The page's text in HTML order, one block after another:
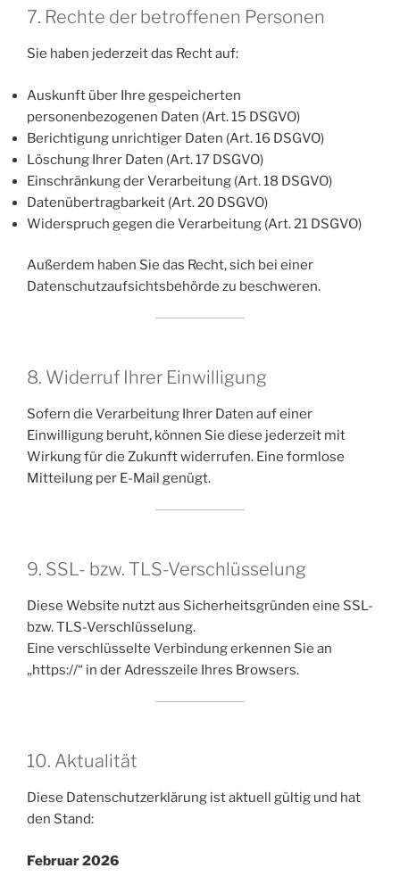
7. Rechte der betroffenen Personen
Sie haben jederzeit das Recht auf:
Auskunft über Ihre gespeicherten
personenbezogenen Daten (Art. 15 DSGVO)
Berichtigung unrichtiger Daten (Art. 16 DSGVO)
Löschung Ihrer Daten (Art. 17 DSGVO)
Einschränkung der Verarbeitung (Art. 18 DSGVO)
Datenübertragbarkeit (Art. 20 DSGVO)
Widerspruch gegen die Verarbeitung (Art. 21 DSGVO)
Außerdem haben Sie das Recht, sich bei einer
Datenschutzaufsichtsbehörde zu beschweren.
8. Widerruf Ihrer Einwilligung
Sofern die Verarbeitung Ihrer Daten auf einer
Einwilligung beruht, können Sie diese jederzeit mit
Wirkung für die Zukunft widerrufen. Eine formlose
Mitteilung per E-Mail genügt.
9. SSL- bzw. TLS-Verschlüsselung
Diese Website nutzt aus Sicherheitsgründen eine SSL-
bzw. TLS-Verschlüsselung.
Eine verschlüsselte Verbindung erkennen Sie an
„https://“ in der Adresszeile Ihres Browsers.
10. Aktualität
Diese Datenschutzerklärung ist aktuell gültig und hat
den Stand:
Februar 2026